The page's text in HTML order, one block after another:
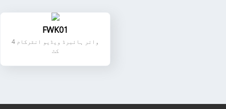
FWK01
4 وائر ہائبرڈ ویڈیو انٹرکام
کٹ